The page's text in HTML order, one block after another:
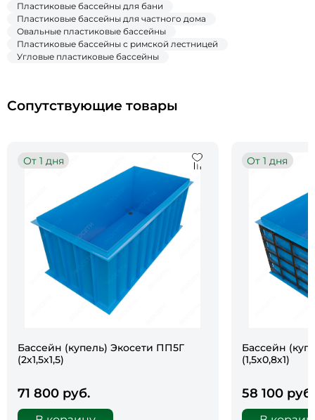
Пластиковые бассейны для бани
Пластиковые бассейны для частного дома
Овальные пластиковые бассейны
Пластиковые бассейны с римской лестницей
Угловые пластиковые бассейны
Сопутствующие товары
От 1 дня
Бассейн (купель) Экосети ПП5Г
(2х1,5х1,5)
71 800 руб.
От 1 дня
Бассейн
(1,5х0,8х1)
58 100 руб.